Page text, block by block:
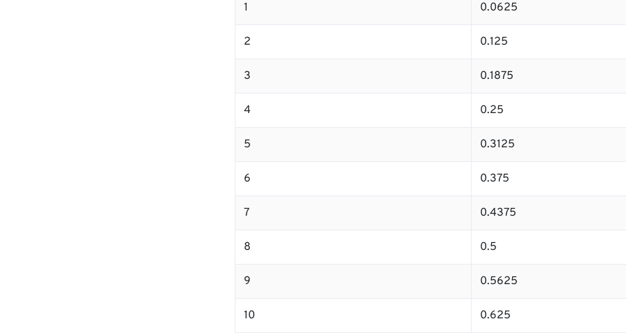
1 0.0625
2 0.125
3 0.1875
4 0.25
5 0.3125
6 0.375
7 0.4375
8 0.5
9 0.5625
10 0.625